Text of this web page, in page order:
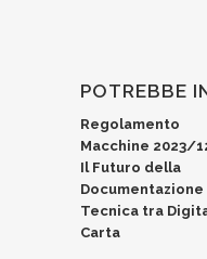
POTREBBE
Regolamento
Macchine 2023/
Il Futuro della
Documentazione
Tecnica tra
Carta